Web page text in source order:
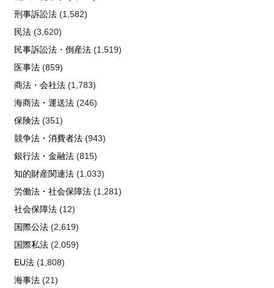
刑事訴訟法(1,582)
民法(3,620)
民事訴訟法・倒産法(1,519)
医事法(859)
商法・会社法(1,783)
海商法・運送法(246)
保険法(351)
競争法・消費者法(943)
銀行法・金融法(815)
知的財産関連法(1,033)
労働法・社会保障法(1,281)
社会保障法(12)
国際公法(2,619)
国際私法(2,059)
EU法(1,808)
海事法(21)